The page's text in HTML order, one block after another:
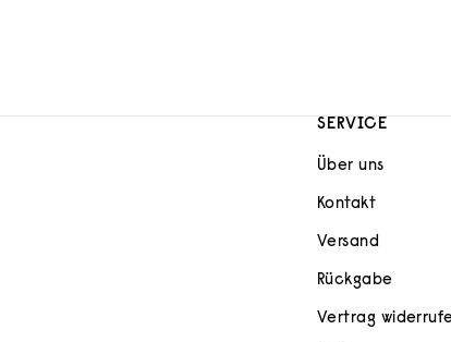
SERVICE
Über uns
Kontakt
Versand
Rückgabe
Vertrag